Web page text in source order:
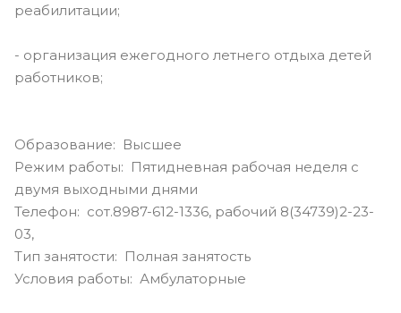
реабилитации;
- организация ежегодного летнего отдыха детей
работников;
Образование: Высшее
Режим работы: Пятидневная рабочая неделя с
двумя выходными днями
Телефон: сот.8987-612-1336, рабочий 8(34739)2-23-
03,
Тип занятости: Полная занятость
Условия работы: Амбулаторные